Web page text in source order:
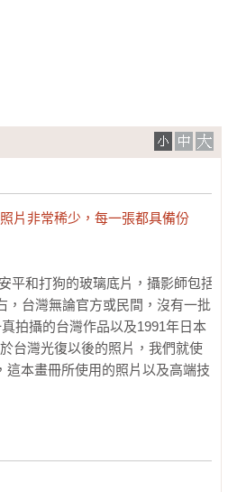
片非常稀少，每一張都具備份
平和打狗的玻璃底片，攝影師包括
，台灣無論官方或民間，沒有一批
拍攝的台灣作品以及1991年日本
台灣光復以後的照片，我們就使
這本畫冊所使用的照片以及高端技